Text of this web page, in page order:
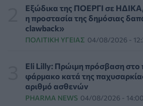
ΥΓΕΊΑ 06/08/2026 - 17:01
Γιαννάκος: Πρωτοφανής πίεση στο
Ζακύνθου - Καταγγέλθηκαν οκτώ
Έκτακτα μέτρα και στην Καστοριά
της ευλογιάς των προβάτων
ΕΠΙΚΑΙΡΌΤΗΤΑ 06/08/2026 - 16:16
Εξώδικα της ΠΟΕΡΓΙ σε
η προστασία της δημόσιας
clawback»
ΠΟΛΙΤΙΚΉ ΥΓΕΊΑΣ 04/08/2026 -
Eli Lilly: Πρώιμη πρόσβαση στο
φάρμακο κατά της
αριθμό ασθενών
PHARMA NEWS 04/08/2026 - 14:00